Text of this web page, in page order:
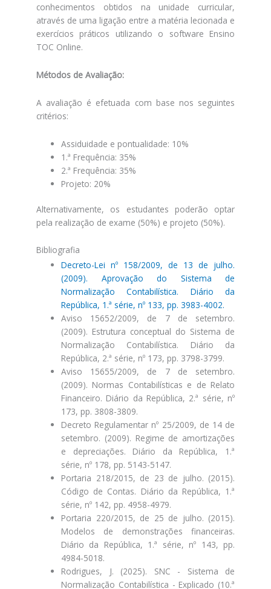
conhecimentos obtidos na unidade curricular,
através de uma ligação entre a matéria lecionada e
exercícios práticos utilizando o software Ensino
TOC Online.
Métodos de Avaliação:
A avaliação é efetuada com base nos seguintes
critérios:
Assiduidade e pontualidade: 10%
1.ª Frequência: 35%
2.ª Frequência: 35%
Projeto: 20%
Alternativamente, os estudantes poderão optar
pela realização de exame (50%) e projeto (50%).
Bibliografia
Decreto-Lei nº 158/2009, de 13 de julho.
(2009). Aprovação do Sistema de
Normalização Contabilística. Diário da
República, 1.ª série, nº 133, pp. 3983-4002.
Aviso 15652/2009, de 7 de setembro.
(2009). Estrutura conceptual do Sistema de
Normalização Contabilística. Diário da
República, 2.ª série, nº 173, pp. 3798-3799.
Aviso 15655/2009, de 7 de setembro.
(2009). Normas Contabilísticas e de Relato
Financeiro. Diário da República, 2.ª série, nº
173, pp. 3808-3809.
Decreto Regulamentar nº 25/2009, de 14 de
setembro. (2009). Regime de amortizações
e depreciações. Diário da República, 1.ª
série, nº 178, pp. 5143-5147.
Portaria 218/2015, de 23 de julho. (2015).
Código de Contas. Diário da República, 1.ª
série, nº 142, pp. 4958-4979.
Portaria 220/2015, de 25 de julho. (2015).
Modelos de demonstrações financeiras.
Diário da República, 1.ª série, nº 143, pp.
4984-5018.
Rodrigues, J. (2025). SNC - Sistema de
Normalização Contabilística - Explicado (10.ª